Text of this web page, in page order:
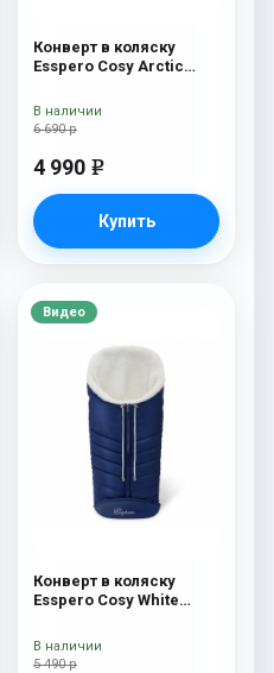
Конверт в коляску
Esspero Cosy Arctic
6 690 р
4 990 e
Купить
В наличии
Видео
Конверт в коляску
Esspero Cosy White
5 490 р
В наличии